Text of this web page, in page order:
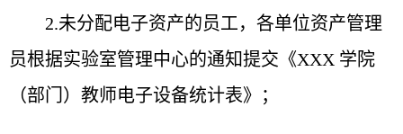
2.未分配电子资产的员工，各单位资产管理
员根据实验室管理中心的通知提交《XXX 学院
（部门）教师电子设备统计表》；